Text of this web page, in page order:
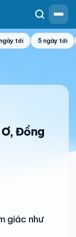
tới 5 ngày tới
Đồng
giác như